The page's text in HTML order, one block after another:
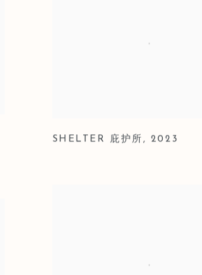
SHELTER 庇护所, 2023